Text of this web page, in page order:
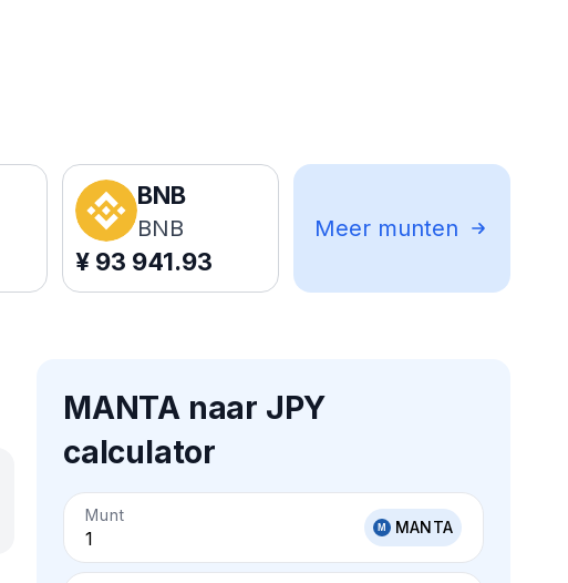
BNB
BNB
¥ 93 941.93
Meer munten
MANTA naar JPY
calculator
Munt
MANTA